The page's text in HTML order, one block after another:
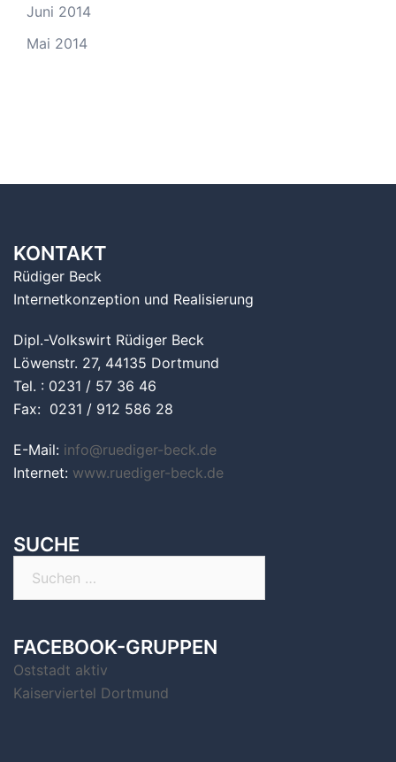
Juni 2014
Mai 2014
KONTAKT
Rüdiger Beck
Internetkonzeption und Realisierung
Dipl.-Volkswirt Rüdiger Beck
Löwenstr. 27, 44135 Dortmund
Tel. : 0231 / 57 36 46
Fax: 0231 / 912 586 28
E-Mail: info@ruediger-beck.de
Internet: www.ruediger-beck.de
SUCHE
FACEBOOK-GRUPPEN
Oststadt aktiv
Kaiserviertel Dortmund